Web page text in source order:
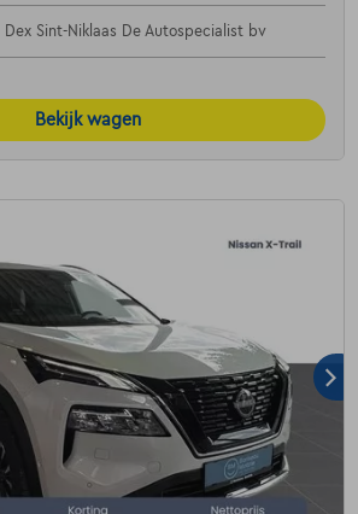
Dex Sint-Niklaas De Autospecialist bv
Bekijk wagen